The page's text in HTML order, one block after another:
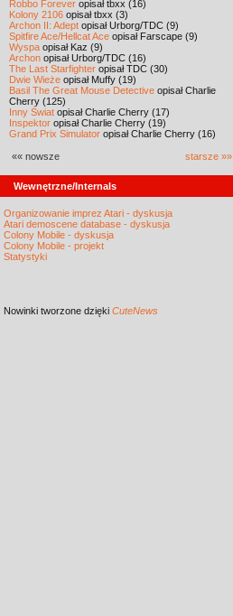
Robbo Forever opisał tbxx (16)
Kolony 2106 opisał tbxx (3)
Archon II: Adept opisał Urborg/TDC (9)
Spitfire Ace/Hellcat Ace opisał Farscape (9)
Wyspa opisał Kaz (9)
Archon opisał Urborg/TDC (16)
The Last Starfighter opisał TDC (30)
Dwie Wieże opisał Muffy (19)
Basil The Great Mouse Detective opisał Charlie
Cherry (125)
Inny Świat opisał Charlie Cherry (17)
Inspektor opisał Charlie Cherry (19)
Grand Prix Simulator opisał Charlie Cherry (16)
«« nowsze starsze »»
Wewnętrzne/Internals
Organizowanie imprez Atari - dyskusja
Atari demoscene database - dyskusja
Colony Mobile - dyskusja
Colony Mobile - projekt
Statystyki
Nowinki tworzone dzięki CuteNews